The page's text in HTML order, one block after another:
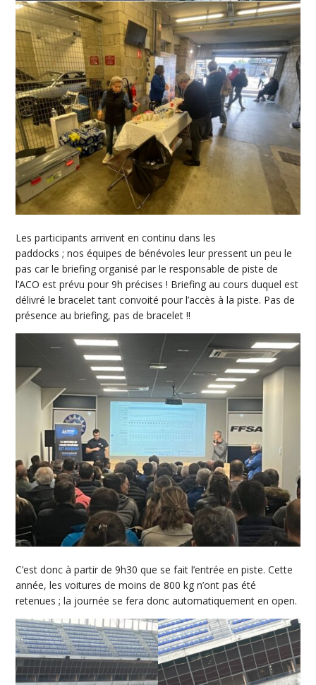
Les participants arrivent en continu dans les
paddocks ; nos équipes de bénévoles leur pressent un peu le
pas car le briefing organisé par le responsable de piste de
l’ACO est prévu pour 9h précises ! Briefing au cours duquel est
délivré le bracelet tant convoité pour l’accès à la piste. Pas de
présence au briefing, pas de bracelet !!
C’est donc à partir de 9h30 que se fait l’entrée en piste. Cette
année, les voitures de moins de 800 kg n’ont pas été
retenues ; la journée se fera donc automatiquement en open.